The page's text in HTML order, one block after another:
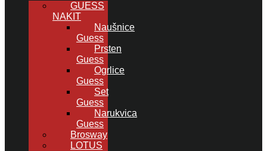
GUESS
NAKIT
Naušnice
Guess
Prsten
Guess
Ogrlice
Guess
Set
Guess
Narukvica
Guess
Brosway
LOTUS